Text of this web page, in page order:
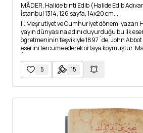
MÂDER, Halide binti Edib (Halide Edib
İstanbul 1314, 126 sayfa, 14x20 cm...
II. Meşrutiyet ve Cumhuriyet dönemi yazarı
yayın dünyasına adını duyurduğu bu ilk
öğretmeninin teşvikiyle 1897´de, John
eserini tercüme ederek ortaya koymuştur.
hayatını kaybedenler için açılan bir sergide
tarafından kendisine Şefkat Nişanı
*Osmanlı Devlet armalı ve ay-yıldızlı cildinde...
5 15